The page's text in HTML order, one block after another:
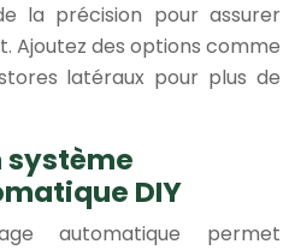
la précision pour assurer
Ajoutez des options comme
latéraux pour plus de
système
DIY
automatique permet